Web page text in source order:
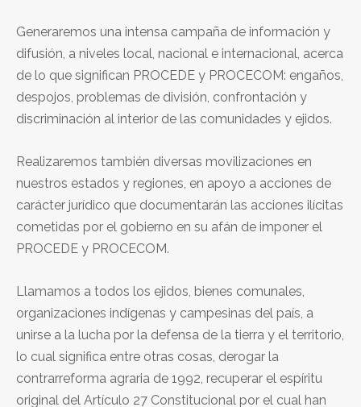
Generaremos una intensa campaña de información y
difusión, a niveles local, nacional e internacional, acerca
de lo que significan PROCEDE y PROCECOM: engaños,
despojos, problemas de división, confrontación y
discriminación al interior de las comunidades y ejidos.
Realizaremos también diversas movilizaciones en
nuestros estados y regiones, en apoyo a acciones de
carácter jurídico que documentarán las acciones ilícitas
cometidas por el gobierno en su afán de imponer el
PROCEDE y PROCECOM.
Llamamos a todos los ejidos, bienes comunales,
organizaciones indígenas y campesinas del país, a
unirse a la lucha por la defensa de la tierra y el territorio,
lo cual significa entre otras cosas, derogar la
contrarreforma agraria de 1992, recuperar el espíritu
original del Artículo 27 Constitucional por el cual han